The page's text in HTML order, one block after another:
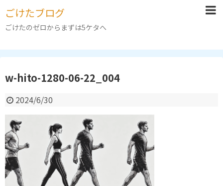
ごけたブログ
ごけたのゼロからまずは5ケタへ
w-hito-1280-06-22_004
2024/6/30